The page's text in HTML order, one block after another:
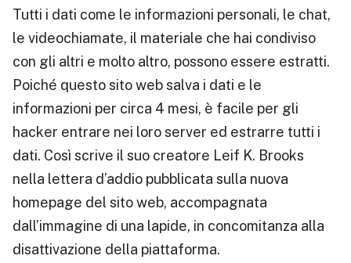
Tutti i dati come le informazioni personali, le chat,
le videochiamate, il materiale che hai condiviso
con gli altri e molto altro, possono essere estratti.
Poiché questo sito web salva i dati e le
informazioni per circa 4 mesi, è facile per gli
hacker entrare nei loro server ed estrarre tutti i
dati. Così scrive il suo creatore Leif K. Brooks
nella lettera d’addio pubblicata sulla nuova
homepage del sito web, accompagnata
dall’immagine di una lapide, in concomitanza alla
disattivazione della piattaforma.